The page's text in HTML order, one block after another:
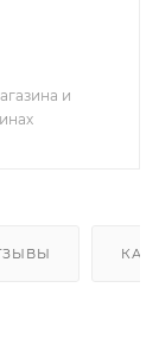
и
КАК